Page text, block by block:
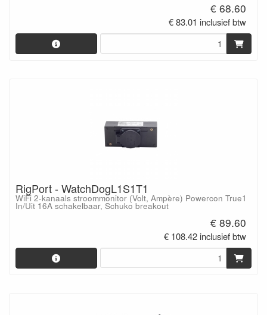
€ 68.60
€ 83.01 inclusief btw
RigPort - WatchDogL1S1T1
WiFi 2-kanaals stroommonitor (Volt, Ampère) Powercon True1
In/Uit 16A schakelbaar, Schuko breakout
€ 89.60
€ 108.42 inclusief btw